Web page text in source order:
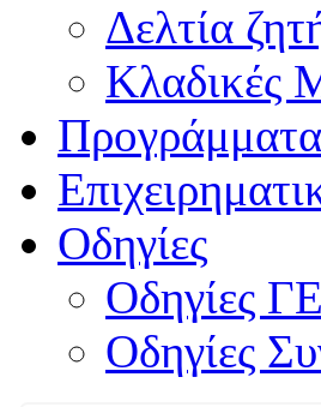
Δελτία
Κλαδικές
Οδηγίες
Οδηγίες
Οδηγίες